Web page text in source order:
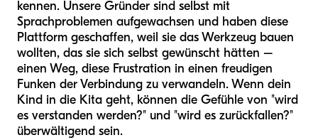
kennen. Unsere Gründer sind selbst mit
Sprachproblemen aufgewachsen und haben diese
Plattform geschaffen, weil sie das Werkzeug bauen
wollten, das sie sich selbst gewünscht hätten –
einen Weg, diese Frustration in einen freudigen
Funken der Verbindung zu verwandeln. Wenn dein
Kind in die Kita geht, können die Gefühle von "wird
es verstanden werden?" und "wird es zurückfallen?"
überwältigend sein.